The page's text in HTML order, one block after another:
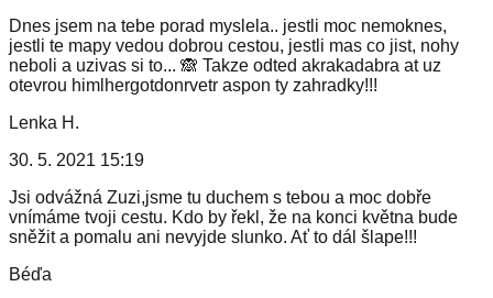
Dnes jsem na tebe porad myslela.. jestli moc nemoknes,
jestli te mapy vedou dobrou cestou, jestli mas co jist, nohy
neboli a uzivas si to... 🙈 Takze odted akrakadabra at uz
otevrou himlhergotdonrvetr aspon ty zahradky!!!
Lenka H.
30. 5. 2021 15:19
Jsi odvážná Zuzi,jsme tu duchem s tebou a moc dobře
vnímáme tvoji cestu. Kdo by řekl, že na konci května bude
sněžit a pomalu ani nevyjde slunko. Ať to dál šlape!!!
Béďa